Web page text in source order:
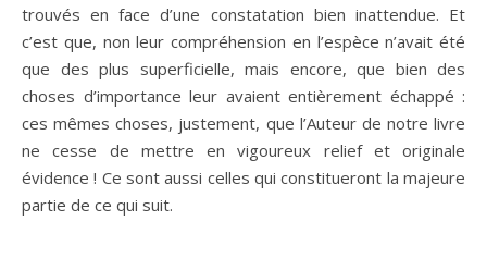
trouvés en face d’une constatation bien inattendue. Et
c’est que, non leur compréhension en l’espèce n’avait été
que des plus superficielle, mais encore, que bien des
choses d’importance leur avaient entièrement échappé :
ces mêmes choses, justement, que l’Auteur de notre livre
ne cesse de mettre en vigoureux relief et originale
évidence ! Ce sont aussi celles qui constitueront la majeure
partie de ce qui suit.